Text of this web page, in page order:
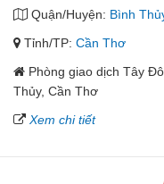
Quận/Huyện: Bình
Tỉnh/TP: Cần Thơ
Phòng giao dịch Tây
Thủy, Cần Thơ
Xem chi tiết